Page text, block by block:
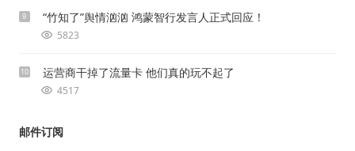
9 “竹知了”舆情汹汹 鸿蒙智行发言人正式回应！
5823
10 运营商干掉了流量卡 他们真的玩不起了
4517
邮件订阅